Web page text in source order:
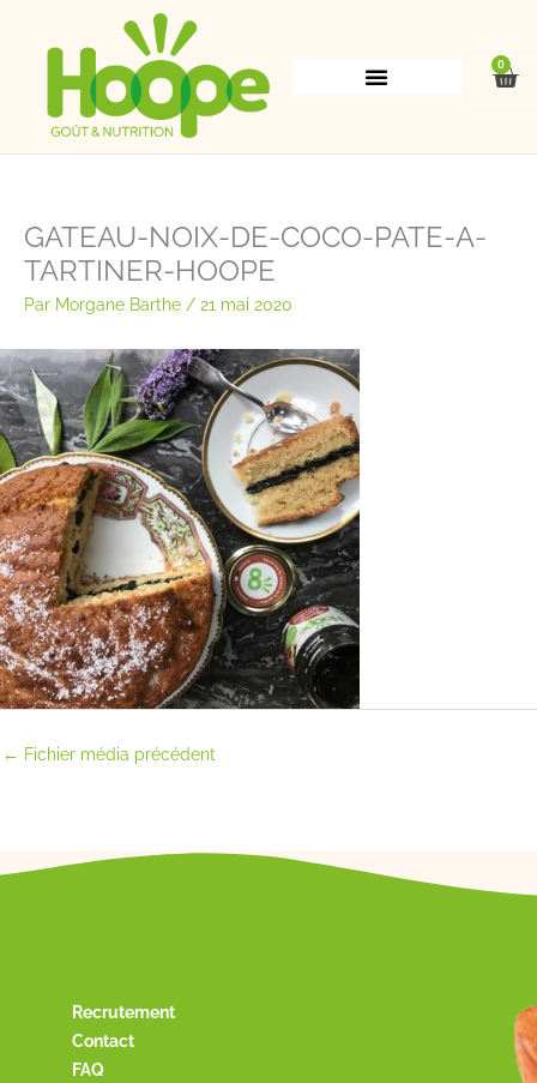
0
GATEAU-NOIX-DE-COCO-PATE-A-
TARTINER-HOOPE
Par Morgane Barthe / 21 mai 2020
← Fichier média précédent
Recrutement
Contact
FAQ